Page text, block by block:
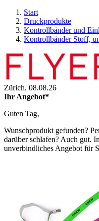
Start
Druckprodukte
Kontrollbänder und
Kontrollbänder Stoff,
Zürich, 08.08.26
Ihr Angebot*
Guten Tag,
Wunschprodukt gefunden?
darüber schlafen? Auch gut.
unverbindliches Angebot für